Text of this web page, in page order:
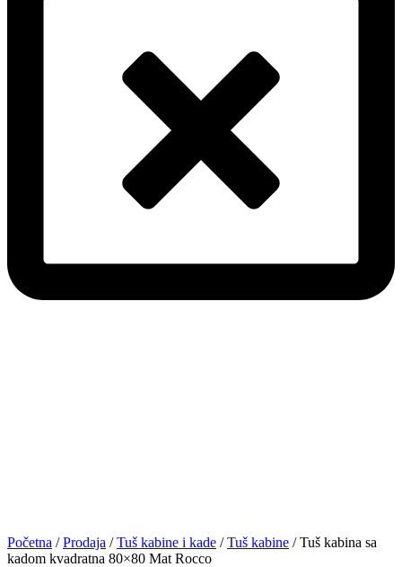
Početna /Prodaja /Tuš kabine i kade /Tuš kabine / Tuš kabina sa
kadom kvadratna 80×80 Mat Rocco